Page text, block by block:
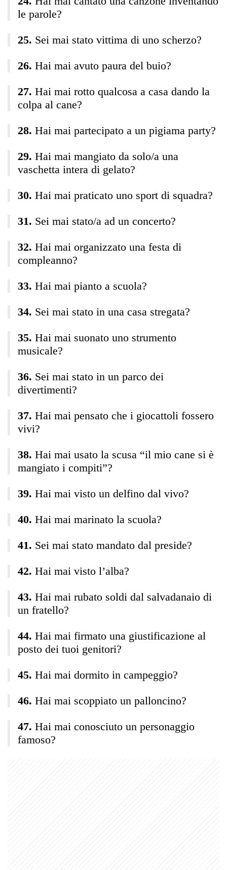
le parole?
Sei mai stato vittima di uno scherzo?
Hai mai avuto paura del buio?
Hai mai rotto qualcosa a casa dando la
colpa al cane?
Hai mai partecipato a un pigiama party?
Hai mai mangiato da solo/a una
vaschetta intera di gelato?
Hai mai praticato uno sport di squadra?
Sei mai stato/a ad un concerto?
Hai mai organizzato una festa di
compleanno?
Hai mai pianto a scuola?
Sei mai stato in una casa stregata?
Hai mai suonato uno strumento
musicale?
Sei mai stato in un parco dei
divertimenti?
Hai mai pensato che i giocattoli fossero
vivi?
Hai mai usato la scusa “il mio cane si è
mangiato i compiti”?
Hai mai visto un delfino dal vivo?
Hai mai marinato la scuola?
Sei mai stato mandato dal preside?
Hai mai visto l’alba?
Hai mai rubato soldi dal salvadanaio di
un fratello?
Hai mai firmato una giustificazione al
posto dei tuoi genitori?
Hai mai dormito in campeggio?
Hai mai scoppiato un palloncino?
Hai mai conosciuto un personaggio
famoso?